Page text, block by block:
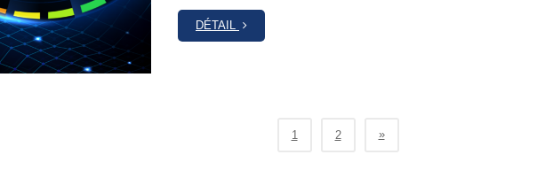
DÉTAIL
1 2 »